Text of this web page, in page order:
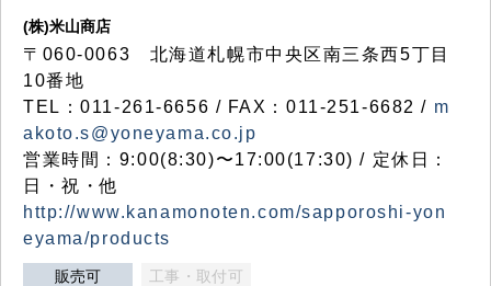
(株)米山商店
〒060-0063 北海道札幌市中央区南三条西5丁目
10番地
TEL：011-261-6656 / FAX：011-251-6682 / m
akoto.s@yoneyama.co.jp
営業時間：9:00(8:30)〜17:00(17:30) / 定休日：
日・祝・他
http://www.kanamonoten.com/sapporoshi-yon
eyama/products
販売可 工事・取付可